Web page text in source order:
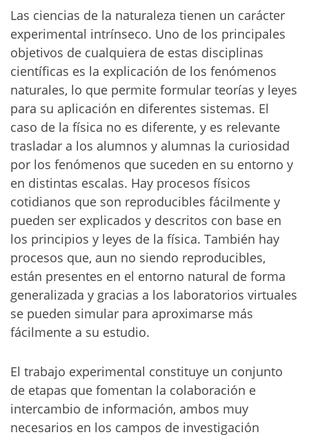
Las ciencias de la naturaleza tienen un carácter
experimental intrínseco. Uno de los principales
objetivos de cualquiera de estas disciplinas
científicas es la explicación de los fenómenos
naturales, lo que permite formular teorías y leyes
para su aplicación en diferentes sistemas. El
caso de la física no es diferente, y es relevante
trasladar a los alumnos y alumnas la curiosidad
por los fenómenos que suceden en su entorno y
en distintas escalas. Hay procesos físicos
cotidianos que son reproducibles fácilmente y
pueden ser explicados y descritos con base en
los principios y leyes de la física. También hay
procesos que, aun no siendo reproducibles,
están presentes en el entorno natural de forma
generalizada y gracias a los laboratorios virtuales
se pueden simular para aproximarse más
fácilmente a su estudio.
El trabajo experimental constituye un conjunto
de etapas que fomentan la colaboración e
intercambio de información, ambos muy
necesarios en los campos de investigación